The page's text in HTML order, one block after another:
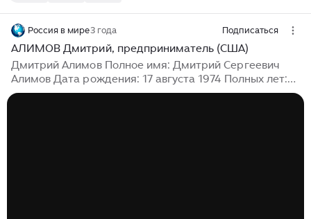
Россия в мире3 года Подписаться
АЛИМОВ Дмитрий, предприниматель (США)
Дмитрий Алимов Полное имя: Дмитрий Сергеевич
Алимов Дата рождения: 17 августа 1974 Полных лет:
48 лет Род деятельности: ПРЕДПРИНИМАТЕЛЬ